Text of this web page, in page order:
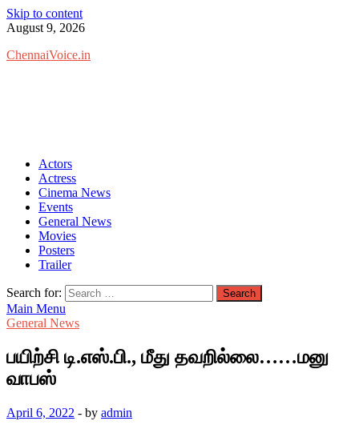
Skip to content
August 9, 2026
ChennaiVoice.in
Actors
Actress
Cinema News
Events
General News
Movies
Posters
Trailer
Search for:
Main Menu
General News
பயிற்சி டி.எஸ்.பி., மீது தவறில்லை……மனு
வாபஸ்
April 6, 2022 - by admin